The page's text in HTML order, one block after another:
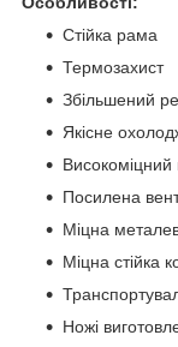
Стійка рама
Термозахист
Збільшений
Якісне
Високоміцний
Посилена
Міцна
Міцна стійка
Ножі